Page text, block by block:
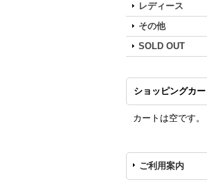
レディース
その他
SOLD OUT
ショッピングカー
カートは空です。
ご利用案内